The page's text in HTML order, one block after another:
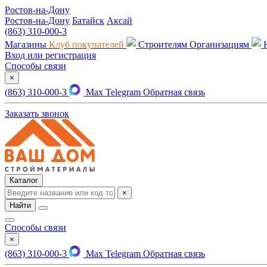
Ростов-на-Дону
Ростов-на-Дону Батайск Аксай
(863) 310-000-3
Магазины Клуб покупателей Строителям Организациям
Вход или регистрация
Способы связи
×
(863) 310-000-3 Max Telegram Обратная связь
Заказать звонок
Каталог
×
Найти
Способы связи
×
(863) 310-000-3 Max Telegram Обратная связь